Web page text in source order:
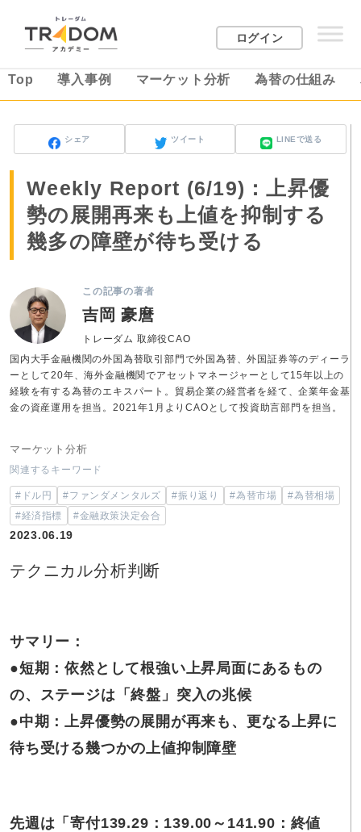
ログイン
Top 導入事例 マーケット分析 為替の仕組み
シェア ツイート LINEで送る
Weekly Report (6/19)：上昇優
勢の展開再来も上値を抑制する
幾多の障壁が待ち受ける
この記事の著者
吉岡 豪麿
トレーダム 取締役CAO
国内大手金融機関の外国為替取引部門で外国為替、外国証券等のディーラ
ーとして20年、海外金融機関でアセットマネージャーとして15年以上の
経験を有する為替のエキスパート。貿易企業の経営者を経て、企業年金基
金の資産運用を担当。2021年1月よりCAOとして投資助言部門を担当。
マーケット分析
関連するキーワード
#ドル円 #ファンダメンタルズ #振り返り #為替市場
#為替相場
#経済指標
#金融政策決定会合
2023.06.19
テクニカル分析判断
サマリー：
●短期：依然として根強い上昇局面にあるもの
の、ステージは「終盤」突入の兆候
●中期：上昇優勢の展開が再来も、更なる上昇に
待ち受ける幾つかの上値抑制障壁
先週は「寄付139.29：139.00～141.90：終値